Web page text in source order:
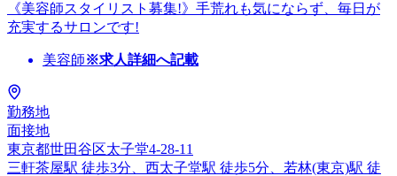
《美容師スタイリスト募集!》手荒れも気にならず、毎日が
充実するサロンです!
美容師※求人詳細へ記載
勤務地
面接地
東京都世田谷区太子堂4-28-11
三軒茶屋駅 徒歩3分、西太子堂駅 徒歩5分、若林(東京)駅 徒